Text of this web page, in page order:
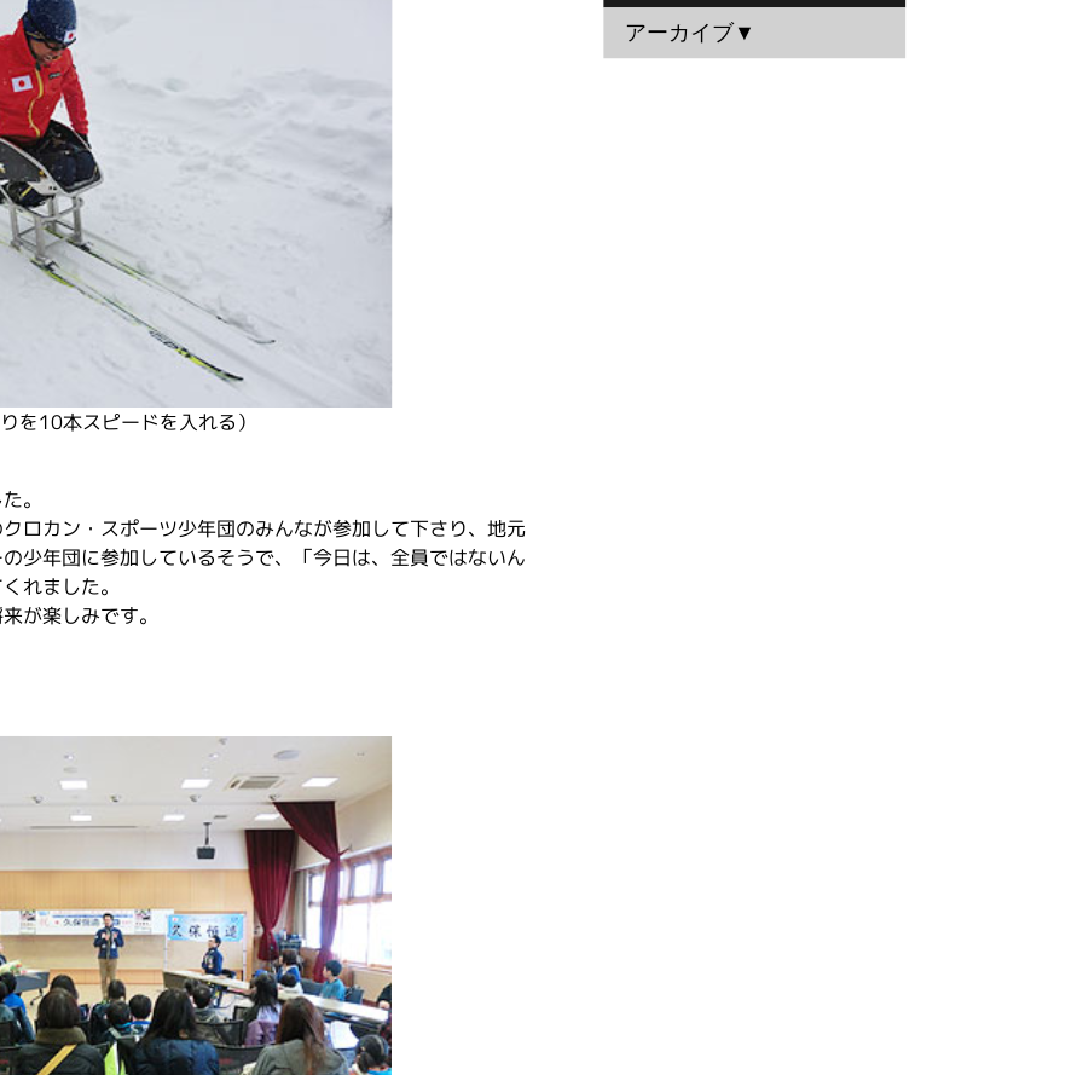
を10本スピードを入れる）
。
ロカン・スポーツ少年団のみんなが参加して下さり、地元
少年団に参加しているそうで、「今日は、全員ではないん
れました。
が楽しみです。
アーカイブ▼